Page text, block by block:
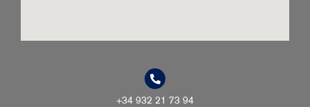
+34 932 21 73 94